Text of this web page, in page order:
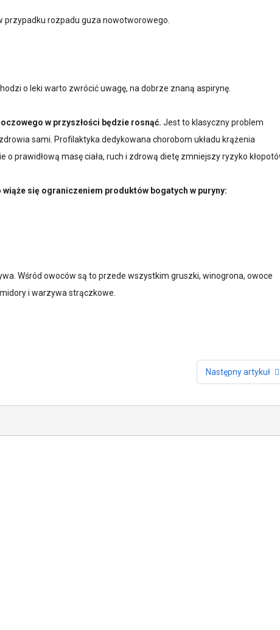
przypadku rozpadu guza nowotworowego.
o leki warto zwrócić uwagę, na dobrze znaną aspirynę.
w przyszłości będzie rosnąć. Jest to klasyczny problem
sami. Profilaktyka dedykowana chorobom układu krążenia
prawidłową masę ciała, ruch i zdrową dietę zmniejszy ryzyko
się ograniczeniem produktów bogatych w puryny:
Wśród owoców są to przede wszystkim gruszki, winogrona, owoce
i warzywa strączkowe.
Następny artykuł